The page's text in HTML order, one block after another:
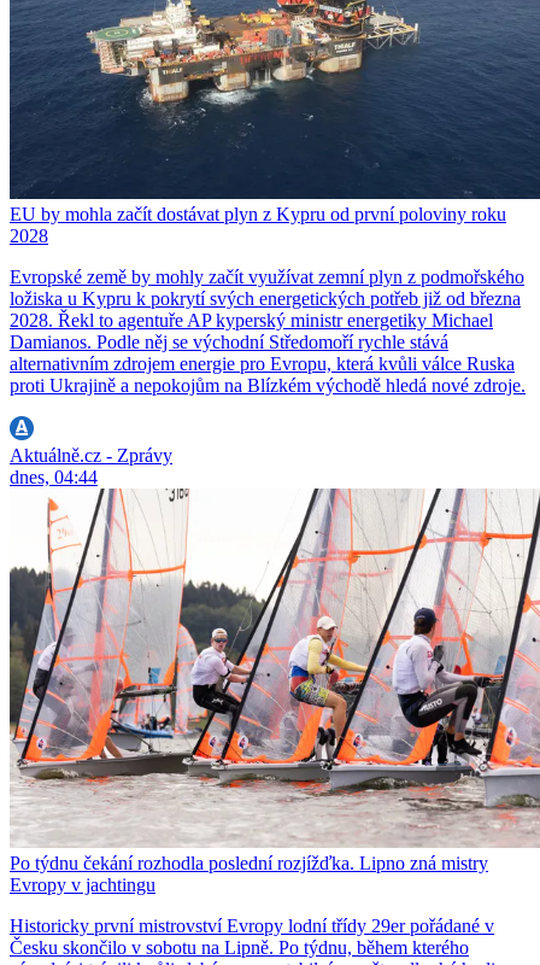
EU by mohla začít dostávat plyn z Kypru od první poloviny roku
2028
Evropské země by mohly začít využívat zemní plyn z podmořského
ložiska u Kypru k pokrytí svých energetických potřeb již od března
2028. Řekl to agentuře AP kyperský ministr energetiky Michael
Damianos. Podle něj se východní Středomoří rychle stává
alternativním zdrojem energie pro Evropu, která kvůli válce Ruska
proti Ukrajině a nepokojům na Blízkém východě hledá nové zdroje.
Aktuálně.cz - Zprávy
dnes, 04:44
Po týdnu čekání rozhodla poslední rozjížďka. Lipno zná mistry
Evropy v jachtingu
Historicky první mistrovství Evropy lodní třídy 29er pořádané v
Česku skončilo v sobotu na Lipně. Po týdnu, během kterého